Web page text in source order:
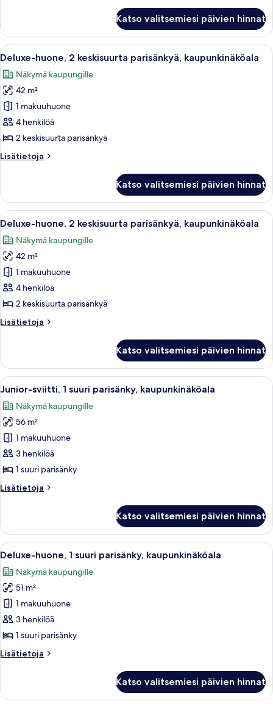
1
parisänky
Katso valitsemiesi päivien hinnat
Avaa
kaikki
huonetyypin
Deluxe-
huone,
2
keskisuurta
kaupunkinäköala
Moderni hotellihuone, jossa on
13
Deluxe-huone, 2 keskisuurta parisänkyä, kaupunkinäköala
Näkymä kaupungille
42 m²
1 makuuhuone
4 henkilöä
2 keskisuurta parisänkyä
Lisätietoja
Lisätietoja
2
keskisuurta
parisänkyä,
Katso valitsemiesi päivien hinnat
Avaa
kaikki
huonetyypin
Deluxe-
huone,
2
keskisuurta
kaupunkinäköala
Moderni hotellihuone, jossa on
7
Deluxe-huone, 2 keskisuurta parisänkyä, kaupunkinäköala
Näkymä kaupungille
42 m²
1 makuuhuone
4 henkilöä
2 keskisuurta parisänkyä
Lisätietoja
Lisätietoja
2
keskisuurta
parisänkyä,
Katso valitsemiesi päivien hinnat
Avaa
kaikki
huonetyypin
Junior-
sviitti,
1
suuri
kaupunkinäköala
Moderni hotellihuone, jossa on
12
Junior-sviitti, 1 suuri parisänky, kaupunkinäköala
Näkymä kaupungille
56 m²
1 makuuhuone
3 henkilöä
1 suuri parisänky
Lisätietoja
Lisätietoja
1
suuri
parisänky,
Katso valitsemiesi päivien hinnat
Avaa
kaikki
huonetyypin
Deluxe-
huone,
1
suuri
kaupunkinäköala
Moderni hotellihuone, jossa on
14
Deluxe-huone, 1 suuri parisänky, kaupunkinäköala
Näkymä kaupungille
51 m²
1 makuuhuone
3 henkilöä
1 suuri parisänky
Lisätietoja
Lisätietoja
1
Katso valitsemiesi päivien hinnat